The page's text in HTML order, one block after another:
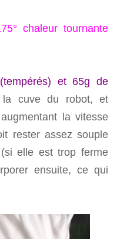
chaleur tournante
et 65g de
la cuve du robot, et
la vitesse
rester assez souple
(si elle est trop ferme
ensuite, ce qui